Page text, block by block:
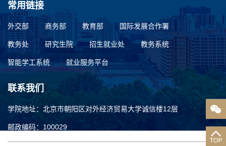
常用链接
外交部 商务部 教育部 国际发展合作署
教务处 研究生院 招生就业处 教务系统
智能学工系统 就业服务平台
联系我们
学院地址：北京市朝阳区对外经济贸易大学诚信楼12层
邮政编码：100029